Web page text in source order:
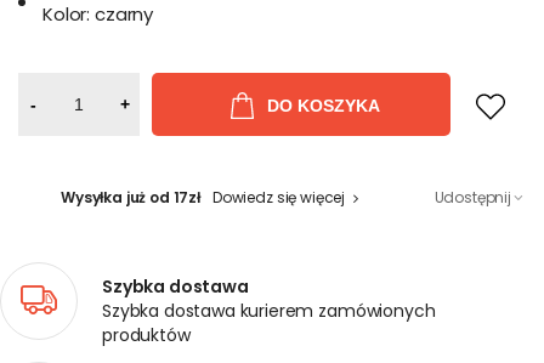
Kolor: czarny
- + DO KOSZYKA
Wysyłka już od 17zł Dowiedz się więcej Udostępnij
Szybka dostawa
Szybka dostawa kurierem zamówionych
produktów